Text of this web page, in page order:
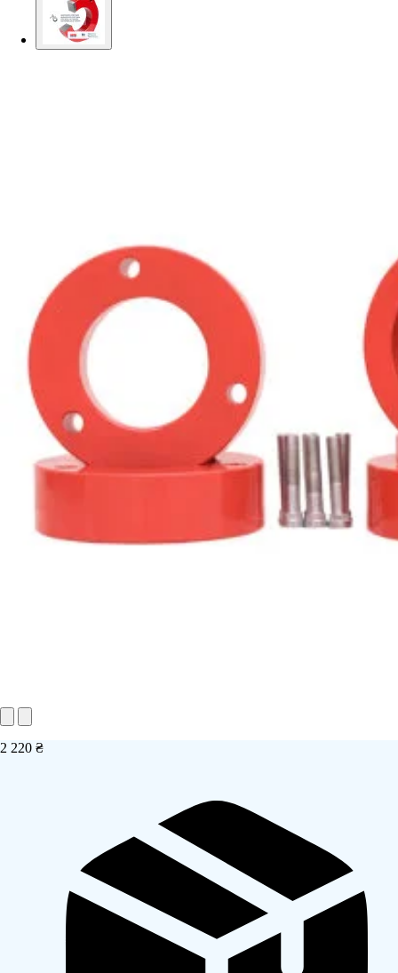
2 220 ₴